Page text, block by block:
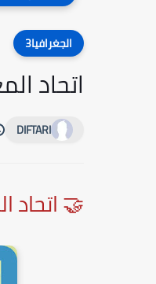
الجغرافيا3
اتحاد
DIFTARI
🤝 اتحاد